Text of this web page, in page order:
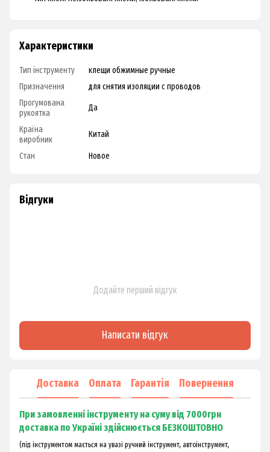
Характеристики
Тип інструменту
клещи обжимные ручные
Призначення
для снятия изоляции с проводов
Прогумована
рукоятка
Да
Країна
виробник
Китай
Стан Новое
Відгуки
Додайте перший відгук
Написати відгук
Доставка Оплата Гарантія Повернення
При замовленні інструменту на суму від 7000грн
доставка по Україні здійснюється БЕЗКОШТОВНО
(під інструментом мається на увазі ручний інструмент, автоінструмент,